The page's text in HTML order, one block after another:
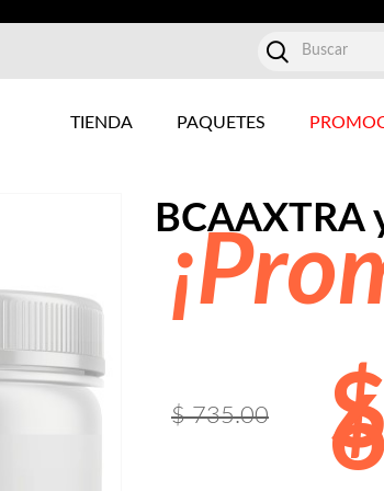
TIENDA PAQUETES
BCAAXTRA
$ 735.00 $